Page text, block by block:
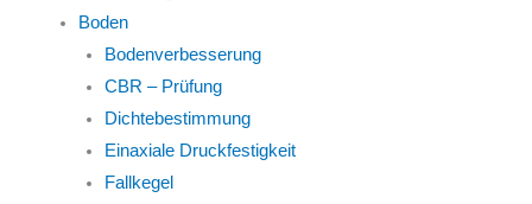
Boden
Bodenverbesserung
CBR – Prüfung
Dichtebestimmung
Einaxiale Druckfestigkeit
Fallkegel